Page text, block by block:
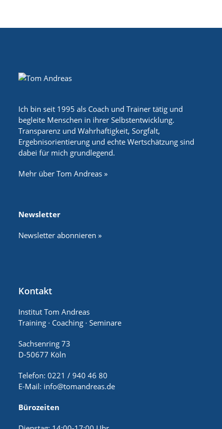
Ich bin seit 1995 als Coach und Trainer tätig und
begleite Menschen in ihrer Selbstentwicklung.
Transparenz und Wahrhaftigkeit, Sorgfalt,
Ergebnisorientierung und echte Wertschätzung sind
dabei für mich grundlegend.
Mehr über Tom Andreas »
Newsletter
Newsletter abonnieren »
Kontakt
Institut Tom Andreas
Training · Coaching · Seminare
Sachsenring 73
D-50677 Köln
Telefon: 0221 / 940 46 80
E-Mail: info@tomandreas.de
Bürozeiten